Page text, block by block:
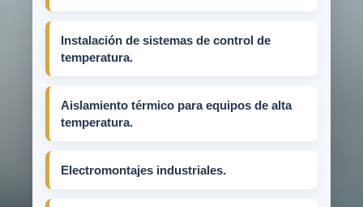
Instalación de sistemas de control de
temperatura.
Aislamiento térmico para equipos de alta
temperatura.
Electromontajes industriales.